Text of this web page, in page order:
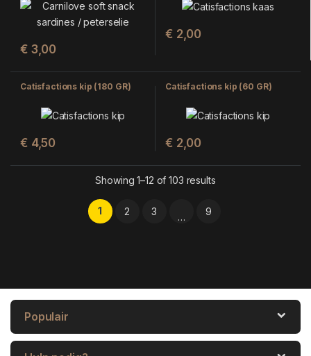
€ 3,00
€ 2,00
Catisfactions kip (180 GR)
€ 4,50
Catisfactions kip (60 GR)
€ 2,00
Showing 1–12 of 103 results
1 2 3 … 9
Populair